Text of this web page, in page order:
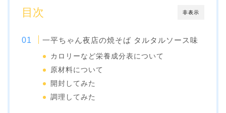
非表示
目次
一平ちゃん夜店の焼そば タルタルソース味
カロリーなど栄養成分表について
原材料について
開封してみた
調理してみた